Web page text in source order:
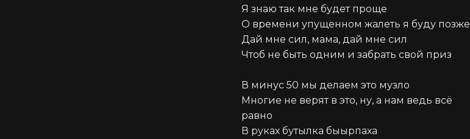
Я знаю так мне будет проще
О времени упущенном жалеть я буду позже
Дай мне сил, мама, дай мне сил
Чтоб не быть одним и забрать свой приз
В минус 50 мы делаем это музло
Многие не верят в это, ну, а нам ведь всё
равно
В руках бутылка быырпаха